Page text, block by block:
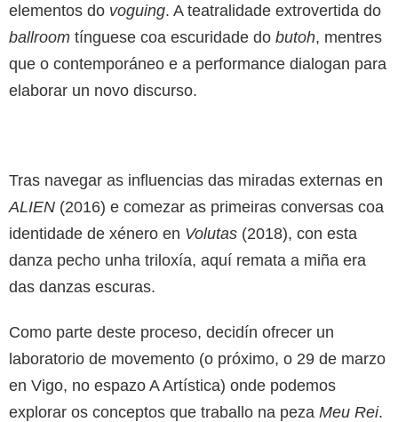
elementos do voguing. A teatralidade extrovertida do
ballroom tínguese coa escuridade do butoh, mentres
que o contemporáneo e a performance dialogan para
elaborar un novo discurso.
Tras navegar as influencias das miradas externas en
ALIEN (2016) e comezar as primeiras conversas coa
identidade de xénero en Volutas (2018), con esta
danza pecho unha triloxía, aquí remata a miña era
das danzas escuras.
Como parte deste proceso, decidín ofrecer un
laboratorio de movemento (o próximo, o 29 de marzo
en Vigo, no espazo A Artística) onde podemos
explorar os conceptos que traballo na peza Meu Rei.